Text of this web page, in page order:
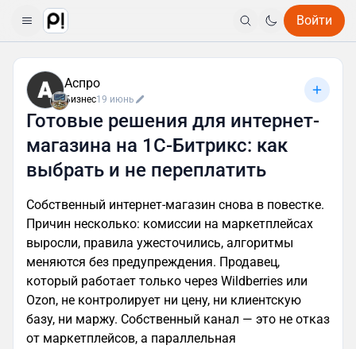
Войти
Аспро
Бизнес19 июнь
Готовые решения для интернет-
магазина на 1С-Битрикс: как
выбрать и не переплатить
Собственный интернет-магазин снова в повестке.
Причин несколько: комиссии на маркетплейсах
выросли, правила ужесточились, алгоритмы
меняются без предупреждения. Продавец,
который работает только через Wildberries или
Ozon, не контролирует ни цену, ни клиентскую
базу, ни маржу. Собственный канал — это не отказ
от маркетплейсов, а параллельная